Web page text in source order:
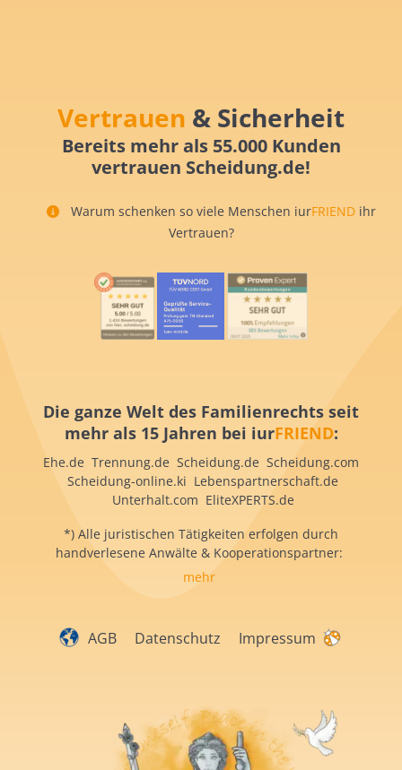
Vertrauen & Sicherheit
Bereits mehr als 55.000 Kunden
vertrauen Scheidung.de!
Warum schenken so viele Menschen iurFRIEND ihr
Vertrauen?
Die ganze Welt des Familienrechts seit
mehr als 15 Jahren bei iurFRIEND:
Ehe.de Trennung.de Scheidung.de Scheidung.com
Scheidung-online.ki Lebenspartnerschaft.de
Unterhalt.com EliteXPERTS.de
*) Alle juristischen Tätigkeiten erfolgen durch
handverlesene Anwälte & Kooperationspartner:
mehr
AGB Datenschutz Impressum